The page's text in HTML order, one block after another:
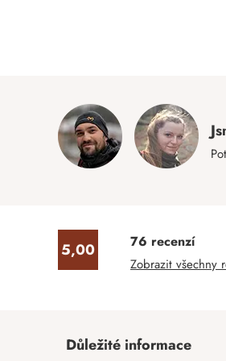
5,00 76 recenzí
Zobrazit všechny
Důležité informace